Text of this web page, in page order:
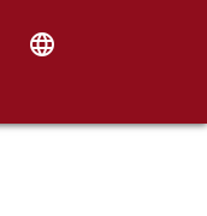
language